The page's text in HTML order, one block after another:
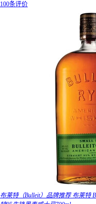
100条评价
布莱特（Bulleit）品牌推荐 布莱特